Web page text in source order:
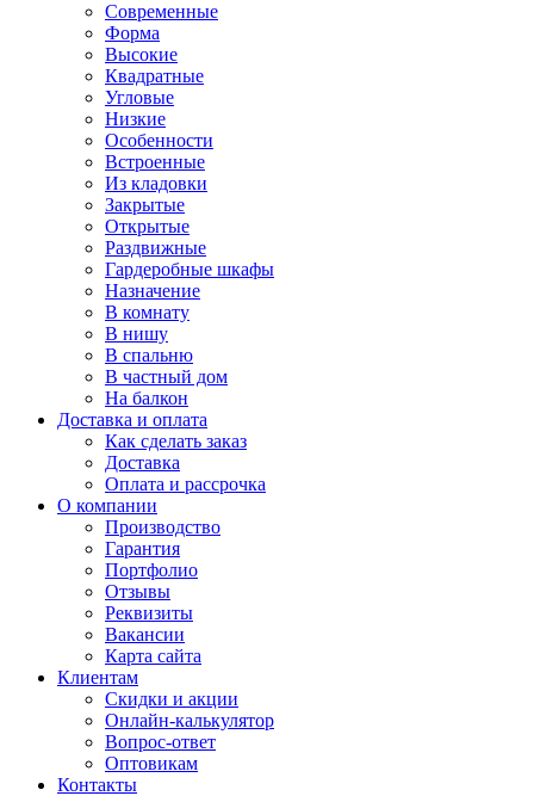
Современные
Форма
Высокие
Квадратные
Угловые
Низкие
Особенности
Встроенные
Из кладовки
Закрытые
Открытые
Раздвижные
Гардеробные шкафы
Назначение
В комнату
В нишу
В спальню
В частный дом
На балкон
Доставка и оплата
Как сделать заказ
Доставка
Оплата и рассрочка
О компании
Производство
Гарантия
Портфолио
Отзывы
Реквизиты
Вакансии
Карта сайта
Клиентам
Скидки и акции
Онлайн-калькулятор
Вопрос-ответ
Оптовикам
Контакты